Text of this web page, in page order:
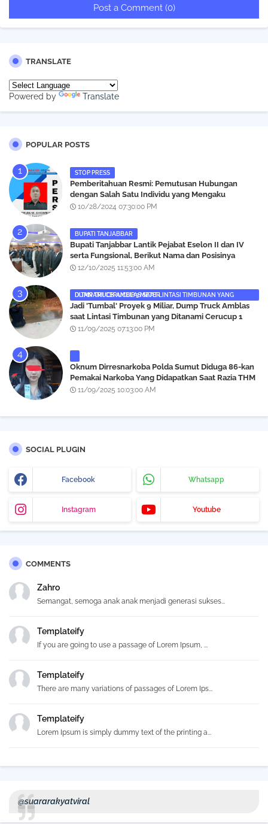
Post a Comment (0)
TRANSLATE
Powered by Translate
POPULAR POSTS
STOP PRESS
Pemberitahuan Resmi: Pemutusan Hubungan
dengan Salah Satu Individu yang Mengaku
Wartawan Analisismedia.com
10/28/2024 07:30:00 PM
BUPATI TANJABBAR
‎Bupati Tanjabbar Lantik Pejabat Eselon II dan IV
serta Fungsional, Berikut Nama dan Posisinya
12/10/2025 11:53:00 AM
DUMP TRUCK AMBLAS SAAT LINTASI TIMBUNAN YANG DITANAMI CERUCUP 3 METER
‎Jadi 'Tumbal' Proyek 9 Miliar, Dump Truck Amblas
saat Lintasi Timbunan yang Ditanami Cerucup 1
Meter
11/09/2025 07:13:00 PM
Oknum Dirresnarkoba Polda Sumut Diduga 86-kan
Pemakai Narkoba Yang Didapatkan Saat Razia THM
Black Owl, Propam Diminta Bertindak
11/09/2025 10:03:00 AM
SOCIAL PLUGIN
Facebook Whatsapp
Instagram Youtube
COMMENTS
Zahro
Semangat, semoga anak anak menjadi generasi sukses...
Templateify
If you are going to use a passage of Lorem Ipsum, ...
Templateify
There are many variations of passages of Lorem Ips...
Templateify
Lorem Ipsum is simply dummy text of the printing a...
@suararakyatviral